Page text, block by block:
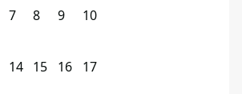
7 8 9 10
14 15 16 17